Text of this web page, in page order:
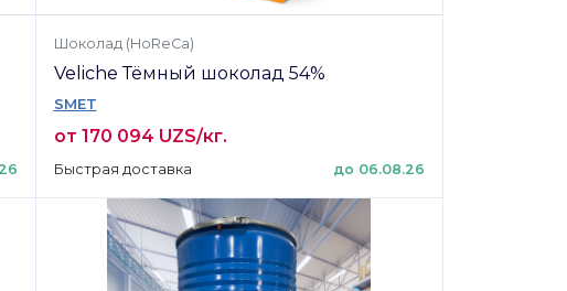
Шоколад (HoReCa)
Veliche Тёмный шоколад 54%
SMET
от 170 094 UZS/кг.
Быстрая доставка до 06.08.26